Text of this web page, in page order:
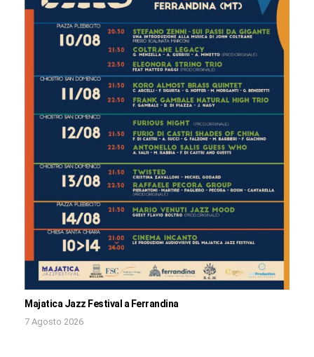
Majatica Jazz Festival a Ferrandina
7 Agosto 2026